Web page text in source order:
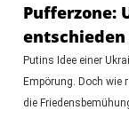
Pufferzone:
entschieden
Putins Idee einer
Empörung. Doch wie
die